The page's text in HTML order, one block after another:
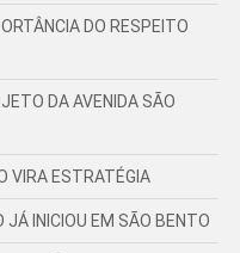
DO RESPEITO
DA AVENIDA SÃO
VIRA ESTRATÉGIA
JÁ INICIOU EM SÃO BENTO